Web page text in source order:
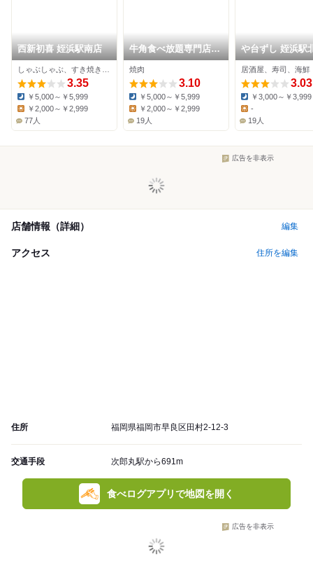
西新初喜 姪浜駅南店
3.35
Dinner:
￥5,000～￥5,999
Lunch:
￥2,000～￥2,999
77人
牛角食べ放題専門店
福岡姪浜店
焼肉
3.10
Dinner:
￥5,000～￥5,999
Lunch:
￥2,000～￥2,999
19人
や台ずし 姪浜駅北口
町
居酒屋、寿司、海鮮
3.03
Dinner:
￥3,000～￥3,999
Lunch:
-
19人
広告を非表示
店舗情報（詳細） 編集
アクセス 住所を編集
住所 福岡県福岡市早良区田村2-12-3
交通手段 次郎丸駅から691m
食べログアプリで地図を開く
広告を非表示